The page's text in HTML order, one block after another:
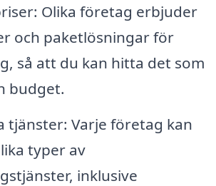
Olika företag erbjuder
och paketlösningar för
så att du kan hitta det som
budget.
tjänster: Varje företag kan
typer av
inklusive